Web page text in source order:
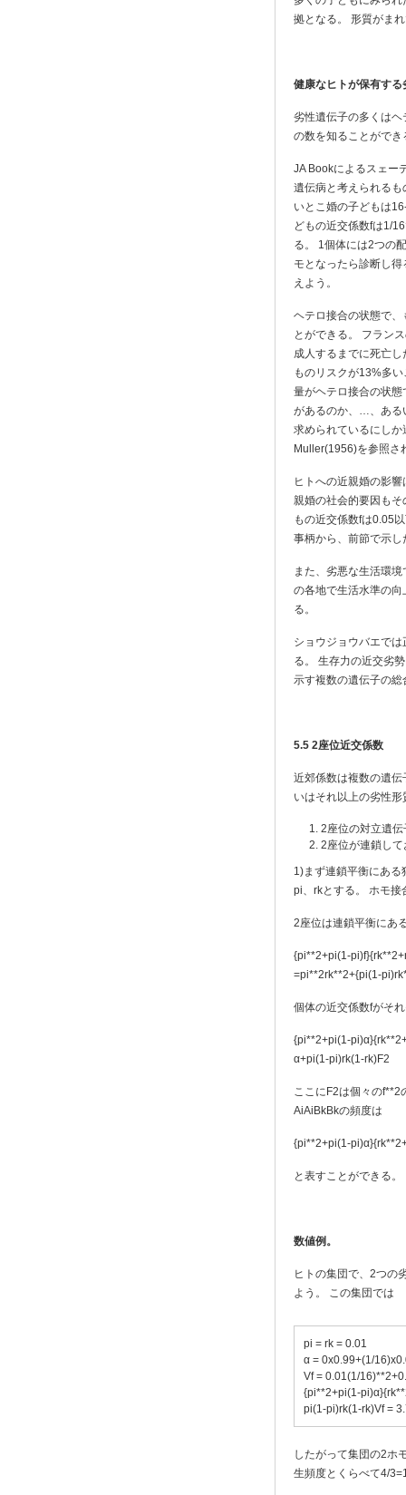
拠となる。 形質がま
健康なヒトが保有する
劣性遺伝子の多くは
の数を知ることができ
JA Bookによるスェー
遺伝病と考えられる
いとこ婚の子どもは
どもの近交係数fは1/
る。 1個体には2つの
モとなったら診断し
えよう。
ヘテロ接合の状態で
とができる。 フラン
成人するまでに死亡
ものリスクが13%多
量がヘテロ接合の状
があるのか、…、ある
求められているにし
Muller(1956)を参照さ
ヒトへの近親婚の影
親婚の社会的要因も
もの近交係数fは0.05
事柄から、前節で示
また、劣悪な生活環
の各地で生活水準の
る。
ショウジョウバエで
る。 生存力の近交劣
示す複数の遺伝子の
5.5 2座位近交係数
近郊係数は複数の遺
いはそれ以上の劣性
2座位の対立遺
2座位が連鎖し
1)まず連鎖平衡にあ
pi、rkとする。 ホモ
2座位は連鎖平衡にあ
{pi**2+pi(1-
=pi**2rk**2+{pi(1-
個体の近交係数fがそ
{pi**2+pi(1-
α+pi(1-pi)rk(1-rk)F2
ここにF2は個々のf**2
AiAiBkBkの頻度は
{pi**2+pi(1-
と表すことができる。
数値例。
ヒトの集団で、2つの
よう。 この集団では
pi = rk = 0.01
α = 0x0.99+(1/
Vf = 0.01(1/
{pi**2+pi(1-
pi(1-pi)rk(1-rk)Vf =
したがって集団の2ホ
生頻度とくらべて4/